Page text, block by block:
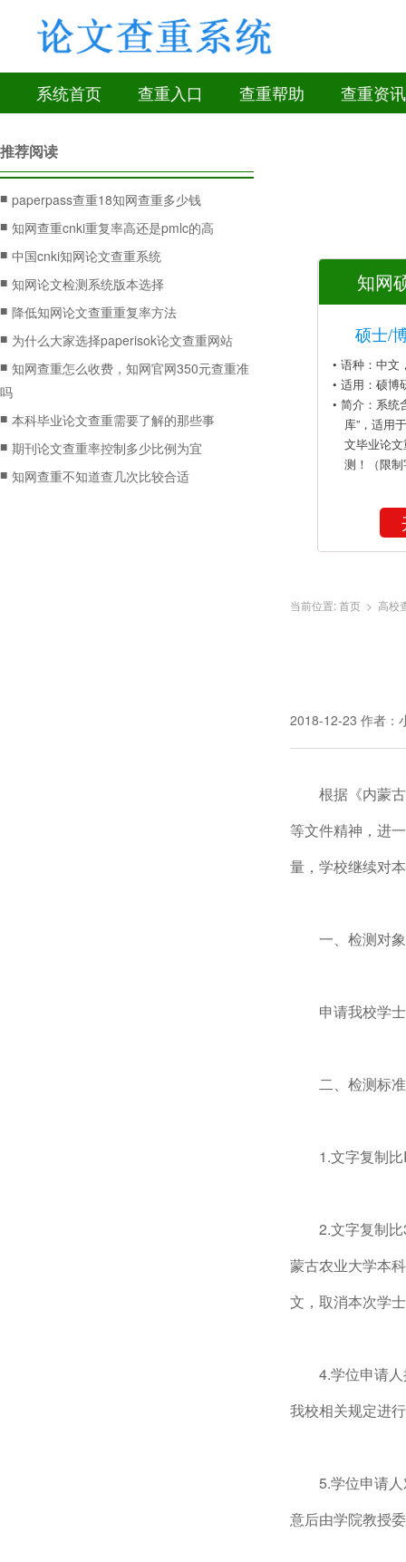
系统首页 查重入口 查重帮助 查重资讯
推荐阅读
■ paperpass查重18知网查重多少钱
■ 知网查重cnki重复率高还是pmlc的高
■ 中国cnki知网论文查重系统
■ 知网论文检测系统版本选择
■ 降低知网论文查重重复率方法
■ 为什么大家选择paperisok论文查重网站
■ 知网查重怎么收费，知网官网350元查重准
吗
■ 本科毕业论文查重需要了解的那些事
■ 期刊论文查重率控制多少比例为宜
■ 知网查重不知道查几次比较合适
知网
硕士/
• 语种：中文
• 适用：硕博
• 简介：系统
库”，适用
文毕业论
测！（限
当前位置:首页 > 高校
2018-12-23 作者：
根据《内蒙
等文件精神，进
量，学校继续对
一、检测对象
申请我校学
二、检测标
1.文字复制
2.文字复制
蒙古农业大学本
文，取消本次学
4.学位申请
我校相关规定进
5.学位申请
意后由学院教授